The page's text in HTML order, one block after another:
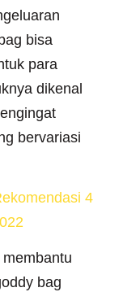
bisa
para
dikenal
bervariasi
4
bag